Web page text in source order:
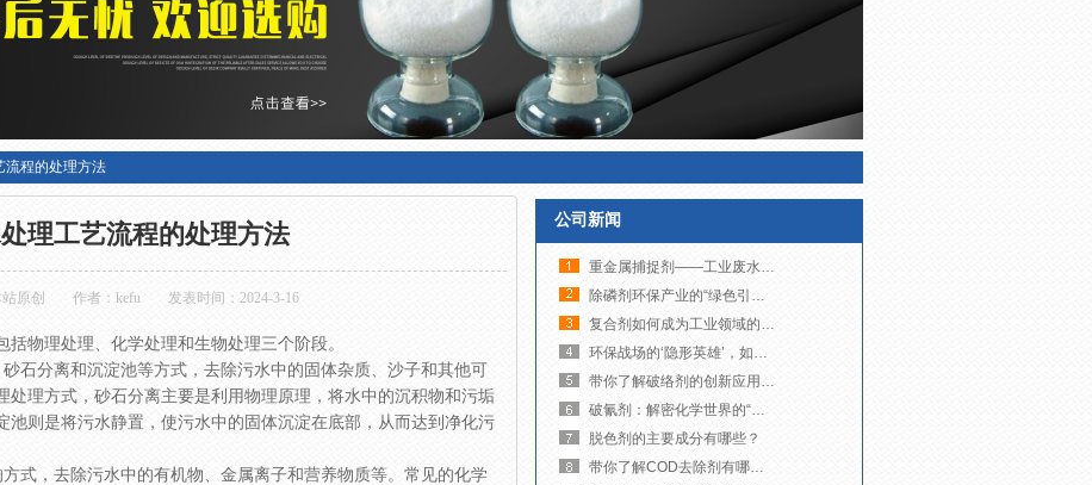
流程的处理方法
理工艺流程的处理方法
原创 作者：kefu 发表时间：2024-3-16
物理处理、化学处理和生物处理三个阶段。
石分离和沉淀池等方式，去除污水中的固体杂质、沙子和其他可
处理方式，砂石分离主要是利用物理原理，将水中的沉积物和污垢
池则是将污水静置，使污水中的固体沉淀在底部，从而达到净化污
式，去除污水中的有机物、金属离子和营养物质等。常见的化学
公司新闻
重金属捕捉剂——工业废水治理的“精准狙击手”
除磷剂环保产业的“绿色引擎”，如何助力可持续发展？
复合剂如何成为工业领域的多面手？
环保战场的‘隐形英雄’，如何让污水变清流？
带你了解破络剂的创新应用与未来发展趋势
破氰剂：解密化学世界的“解毒大师”
脱色剂的主要成分有哪些？
带你了解COD去除剂有哪些品牌